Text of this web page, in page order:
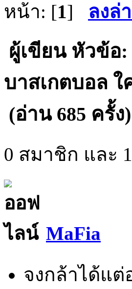
หน้า: [1] ลงล่
ผู้เขียนหัวข้อ:
บาสเกตบอล
(อ่าน 685 ครั้ง)
0 สมาชิก และ
MaFia
จงกล้าได้แต่